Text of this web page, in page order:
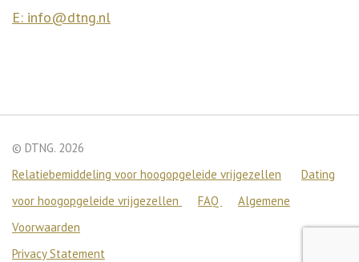
E: info@dtng.nl
© DTNG. 2026
Relatiebemiddeling voor hoogopgeleide vrijgezellen
Dating
voor hoogopgeleide vrijgezellen
FAQ
Algemene
Voorwaarden
Privacy Statement